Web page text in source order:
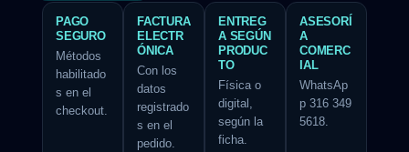
PAGO
SEGURO
Métodos
habilitado
s en el
checkout.
FACTURA
ELECTR
ÓNICA
Con los
datos
registrado
s en el
pedido.
ENTREG
A SEGÚN
PRODUC
TO
Física o
digital,
según la
ficha.
ASESORÍ
A
COMERC
IAL
WhatsAp
p 316 349
5618.